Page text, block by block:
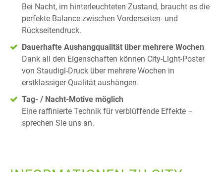
Bei Nacht, im hinterleuchteten Zustand, braucht es die
perfekte Balance zwischen Vorderseiten- und
Rückseitendruck.
Dauerhafte Aushangqualität über mehrere Wochen
Dank all den Eigenschaften können City-Light-Poster
von Staudigl-Druck über mehrere Wochen in
erstklassiger Qualität aushängen.
Tag- / Nacht-Motive möglich
Eine raffinierte Technik für verblüffende Effekte –
sprechen Sie uns an.